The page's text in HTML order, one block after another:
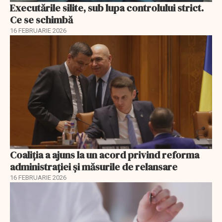
Executările silite, sub lupa controlului strict.
Ce se schimbă
16 FEBRUARIE 2026
Coaliția a ajuns la un acord privind reforma
administrației și măsurile de relansare
16 FEBRUARIE 2026